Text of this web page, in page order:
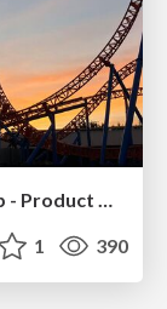
Navigating the Design Leadership Dip - Product Design Week Design Leaders+ Conference 2024
1 390